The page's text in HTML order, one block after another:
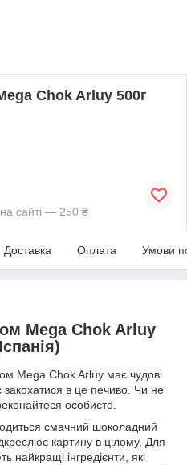
Chok Arluy 500г
сайті — 250 ₴
Доставка Оплата Умови
Mega Chok Arluy
Mega Chok Arluy має чудові
закохатися в це печиво. Чи не
особисто.
смачний шоколадний
картину в цілому. Для
найкращі інгредієнти, які